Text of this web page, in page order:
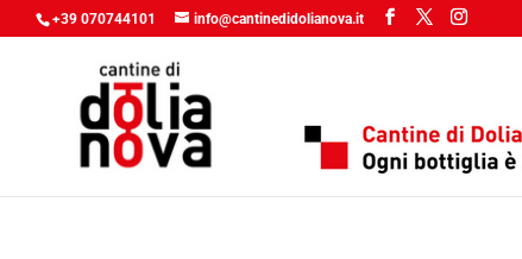
+39 070744101 info@cantinedidolianova.it